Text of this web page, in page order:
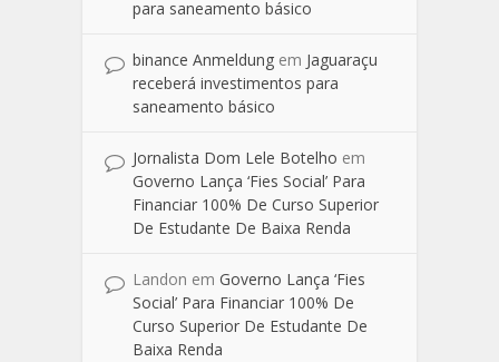
para saneamento básico
binance Anmeldung em Jaguaraçu
receberá investimentos para
saneamento básico
Jornalista Dom Lele Botelho em
Governo Lança ‘Fies Social’ Para
Financiar 100% De Curso Superior
De Estudante De Baixa Renda
Landon em Governo Lança ‘Fies
Social’ Para Financiar 100% De
Curso Superior De Estudante De
Baixa Renda